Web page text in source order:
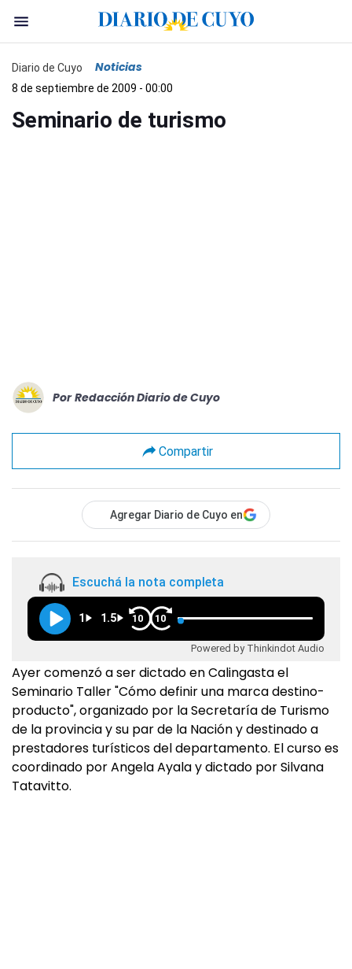
Diario de Cuyo Noticias
8 de septiembre de 2009 - 00:00
Seminario de turismo
Por Redacción Diario de Cuyo
Compartir
Agregar Diario de Cuyo en
Escuchá la nota completa
1 1.5 10 10
Powered by Thinkindot Audio
Ayer comenzó a ser dictado en Calingasta el
Seminario Taller "Cómo definir una marca destino-
producto", organizado por la Secretaría de Turismo
de la provincia y su par de la Nación y destinado a
prestadores turísticos del departamento. El curso es
coordinado por Angela Ayala y dictado por Silvana
Tatavitto.